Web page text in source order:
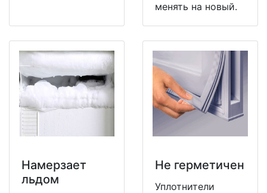
менять на новый.
Намерзает
льдом
Не герметичен
Уплотнители